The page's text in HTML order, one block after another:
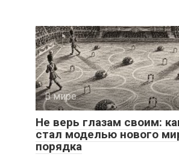
В мире
Не верь глазам своим:
стал моделью нового
порядка